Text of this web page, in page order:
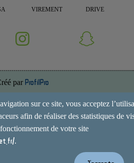
sur ce site, vous acceptez
afin de réaliser des statistiques de
de votre site
.
VIREMENT DRIVE
par ProfilPro
Annuaire de site
Légales